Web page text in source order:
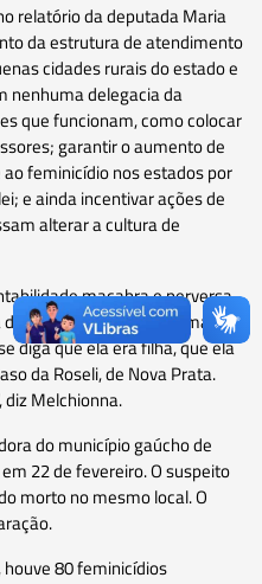
relatório da deputada Maria
da estrutura de atendimento
cidades rurais do estado e
nenhuma delegacia da
que funcionam, como colocar
garantir o aumento de
feminicídio nos estados por
e ainda incentivar ações de
alterar a cultura de
macabra e perversa.
mulher, que se humanize,
diga que ela era filha, que ela
da Roseli, de Nova Prata.
diz Melchionna.
do município gaúcho de
22 de fevereiro. O suspeito
morto no mesmo local. O
houve 80 feminicídios